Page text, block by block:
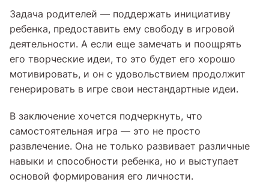
Задача родителей — поддержать инициативу
ребенка, предоставить ему свободу в игровой
деятельности. А если еще замечать и поощрять
его творческие идеи, то это будет его хорошо
мотивировать, и он с удовольствием продолжит
генерировать в игре свои нестандартные идеи.
В заключение хочется подчеркнуть, что
самостоятельная игра — это не просто
развлечение. Она не только развивает различные
навыки и способности ребенка, но и выступает
основой формирования его личности.